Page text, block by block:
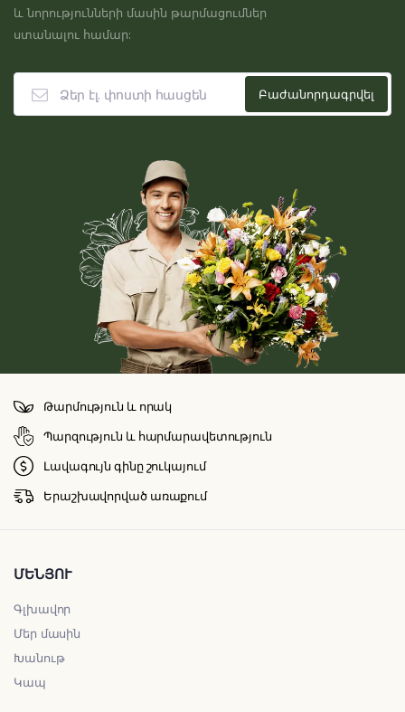
և նորությունների մասին թարմացումներ
ստանալու համար:
Թարմություն և որակ
Պարզություն և հարմարավետություն
Լավագույն գինը շուկայում
Երաշխավորված առաքում
ՄԵՆՅՈՒ
Գլխավոր
Մեր մասին
Խանութ
Կապ